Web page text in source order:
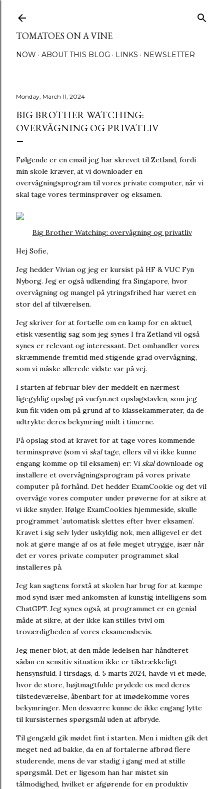
TOMATOES ON A VINE
NOW ABOUT THIS BLOG LINKS NEWSLETTER
Monday, March 11, 2024
BIG BROTHER WATCHING:
OVERVÅGNING OG PRIVATLIV
Følgende er en email jeg har skrevet til Zetland, fordi
min skole kræver, at vi downloader en
overvågningsprogram til vores private computer, når vi
skal tage vores terminsprøver og eksamen.
Big Brother Watching: overvågning og privatliv
Hej Sofie,
Jeg hedder Vivian og jeg er kursist på HF & VUC Fyn
Nyborg. Jeg er også udlænding fra Singapore, hvor
overvågning og mangel på ytringsfrihed har været en
stor del af tilværelsen.
Jeg skriver for at fortælle om en kamp for en aktuel,
etisk væsentlig sag som jeg synes I fra Zetland vil også
synes er relevant og interessant. Det omhandler vores
skræmmende fremtid med stigende grad overvågning,
som vi måske allerede vidste var på vej.
I starten af februar blev der meddelt en nærmest
ligegyldig opslag på vucfyn.net opslagstavlen, som jeg
kun fik viden om på grund af to klassekammerater, da de
udtrykte deres bekymring midt i timerne.
På opslag stod at kravet for at tage vores kommende
terminsprøve (som vi skaltage, ellers vil vi ikke kunne
engang komme op til eksamen) er: Vi skaldownloade og
installere et overvågningsprogram på vores private
computer på forhånd. Det hedder ExamCookie og det vil
overvåge vores computer under prøverne for at sikre at
vi ikke snyder. Ifølge ExamCookies hjemmeside, skulle
programmet ’automatisk slettes efter hver eksamen’.
Kravet i sig selv lyder uskyldig nok, men alligevel er det
nok at gøre mange af os at føle meget utrygge, især når
det er vores private computer programmet skal
installeres på.
Jeg kan sagtens forstå at skolen har brug for at kæmpe
mod synd især med ankomsten af kunstig intelligens som
ChatGPT. Jeg synes også, at programmet er en genial
måde at sikre, at der ikke kan stilles tvivl om
troværdigheden af vores eksamensbevis.
Jeg mener blot, at den måde ledelsen har håndteret
sådan en sensitiv situation ikke er tilstrækkeligt
hensynsfuld. I tirsdags, d. 5 marts 2024, havde vi et møde,
hvor de store, højtmagtfulde prydede os med deres
tilstedeværelse, åbenbart for at imødekomme vores
bekymringer. Men desværre kunne de ikke engang lytte
til kursisternes spørgsmål uden at afbryde.
Til gengæld gik mødet fint i starten. Men i midten gik det
meget ned ad bakke, da en af fortalerne afbrød flere
studerende, mens de var stadig i gang med at stille
spørgsmål. Det er ligesom han har mistet sin
tålmodighed, hvilket er afgørende for en produktiv